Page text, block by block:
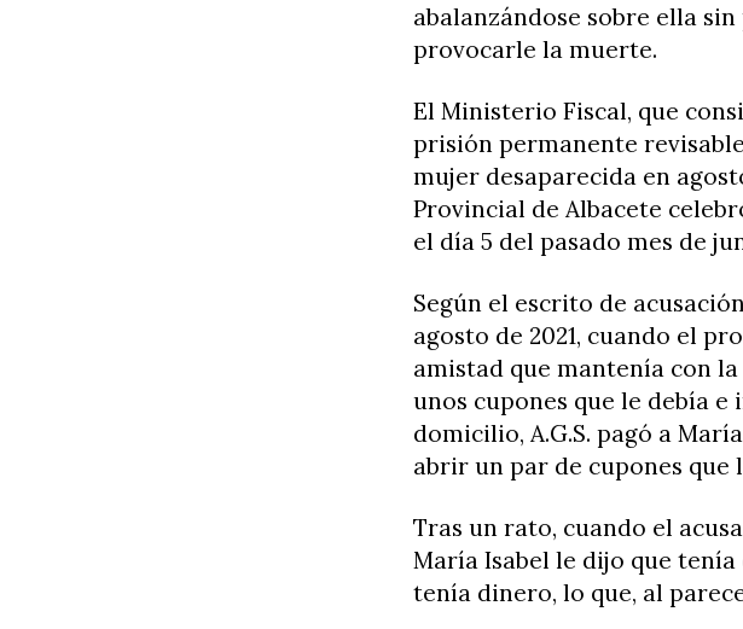
abalanzándose sobre ella
provocarle la muerte.
El Ministerio Fiscal, que
prisión permanente
mujer desaparecida en
Provincial de Albacete
el día 5 del pasado mes de
Según el escrito de
agosto de 2021, cuando el
amistad que mantenía con
unos cupones que le debía e
domicilio, A.G.S. pagó a
abrir un par de cupones que
Tras un rato, cuando el
María Isabel le dijo que tenía
tenía dinero, lo que, al